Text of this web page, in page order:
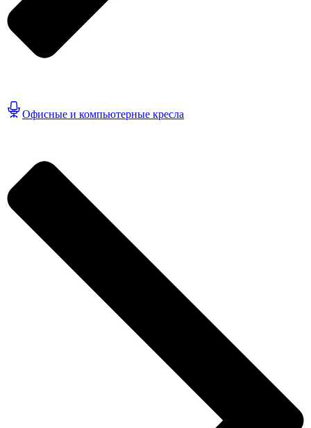
Офисные и компьютерные кресла